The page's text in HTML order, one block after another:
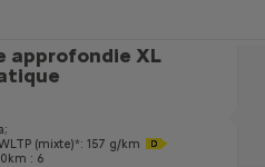
approfondie XL
(mixte)*: 157 g/km
: 6